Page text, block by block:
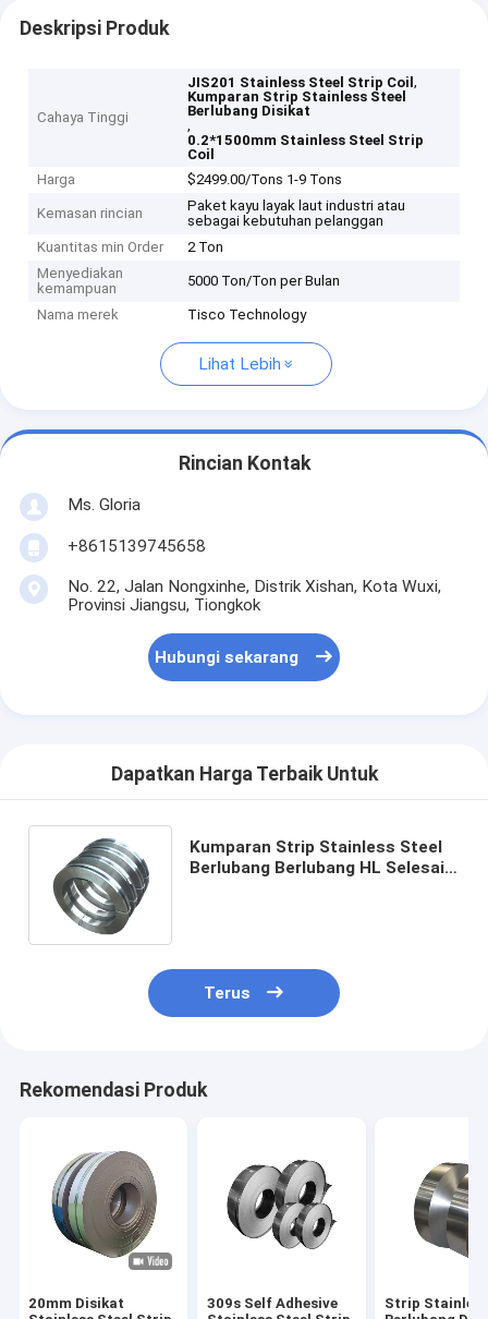
Deskripsi Produk
Cahaya Tinggi
JIS201 Stainless Steel Strip Coil,
Kumparan Strip Stainless Steel
Berlubang Disikat
,
0.2*1500mm Stainless Steel Strip
Coil
Harga
$2499.00/Tons 1-9 Tons
Kemasan rincian
Paket kayu layak laut industri atau
sebagai kebutuhan pelanggan
Kuantitas min Order
2 Ton
Menyediakan
kemampuan
5000 Ton/Ton per Bulan
Nama merek Tisco Technology
Lihat Lebih
Rincian Kontak
Ms. Gloria
+8615139745658
No. 22, Jalan Nongxinhe, Distrik Xishan, Kota Wuxi,
Provinsi Jiangsu, Tiongkok
Hubungi sekarang
Dapatkan Harga Terbaik Untuk
Kumparan Strip Stainless Steel
Berlubang Berlubang HL Selesai
Terus
Rekomendasi Produk
20mm Disikat
309s Self Adhesive
Strip